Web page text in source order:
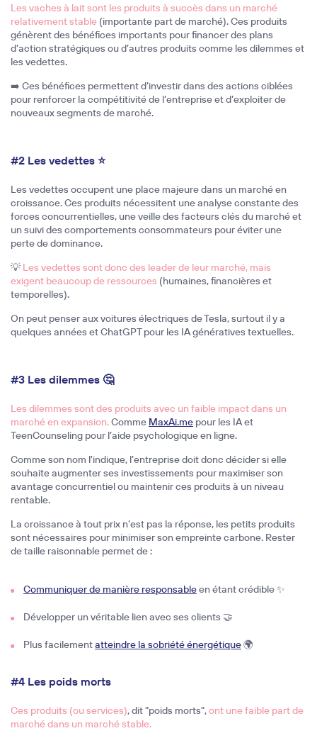
Les vaches à lait sont les produits à succès dans un marché
relativement stable (importante part de marché). Ces produits
génèrent des bénéfices importants pour financer des plans
d’action stratégiques ou d’autres produits comme les dilemmes et
les vedettes.
➡️ Ces bénéfices permettent d’investir dans des actions ciblées
pour renforcer la compétitivité de l’entreprise et d’exploiter de
nouveaux segments de marché.
#2 Les vedettes ⭐
Les vedettes occupent une place majeure dans un marché en
croissance. Ces produits nécessitent une analyse constante des
forces concurrentielles, une veille des facteurs clés du marché et
un suivi des comportements consommateurs pour éviter une
perte de dominance.
💡 Les vedettes sont donc des leader de leur marché, mais
exigent beaucoup de ressources (humaines, financières et
temporelles).
On peut penser aux voitures électriques de Tesla, surtout il y a
quelques années et ChatGPT pour les IA génératives textuelles.
#3 Les dilemmes 🤔
Les dilemmes sont des produits avec un faible impact dans un
marché en expansion.Comme MaxAi.me pour les IA et
TeenCounseling pour l’aide psychologique en ligne.
Comme son nom l'indique, l’entreprise doit donc décider si elle
souhaite augmenter ses investissements pour maximiser son
avantage concurrentiel ou maintenir ces produits à un niveau
rentable.
La croissance à tout prix n’est pas la réponse, les petits produits
sont nécessaires pour minimiser son empreinte carbone. Rester
de taille raisonnable permet de :
Communiquer de manière responsableen étant crédible ✨
Développer un véritable lien avec ses clients 🤝
Plus facilementatteindre la sobriété énergétique🌍
#4 Les poids morts
Ces produits (ou services), dit "poids morts",ont une faible part de
marché dans un marché stable.